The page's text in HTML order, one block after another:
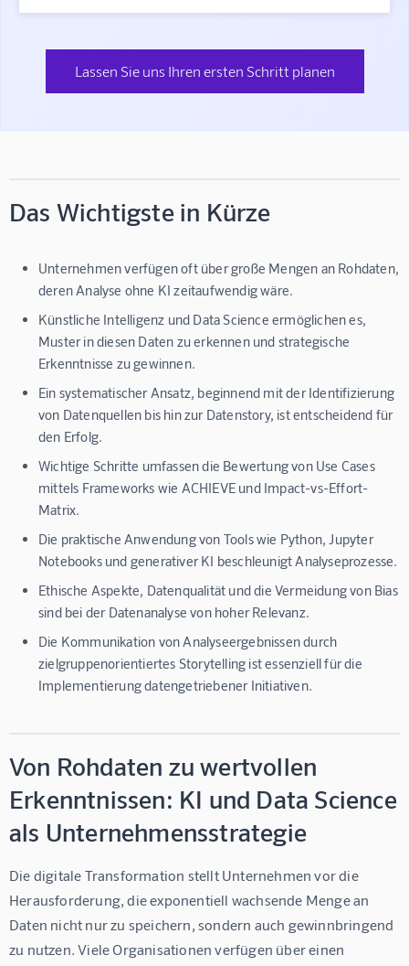
Lassen Sie uns Ihren ersten Schritt planen
Das Wichtigste in Kürze
Unternehmen verfügen oft über große Mengen an Rohdaten,
deren Analyse ohne KI zeitaufwendig wäre.
Künstliche Intelligenz und Data Science ermöglichen es,
Muster in diesen Daten zu erkennen und strategische
Erkenntnisse zu gewinnen.
Ein systematischer Ansatz, beginnend mit der Identifizierung
von Datenquellen bis hin zur Datenstory, ist entscheidend für
den Erfolg.
Wichtige Schritte umfassen die Bewertung von Use Cases
mittels Frameworks wie ACHIEVE und Impact-vs-Effort-
Matrix.
Die praktische Anwendung von Tools wie Python, Jupyter
Notebooks und generativer KI beschleunigt Analyseprozesse.
Ethische Aspekte, Datenqualität und die Vermeidung von Bias
sind bei der Datenanalyse von hoher Relevanz.
Die Kommunikation von Analyseergebnissen durch
zielgruppenorientiertes Storytelling ist essenziell für die
Implementierung datengetriebener Initiativen.
Von Rohdaten zu wertvollen
Erkenntnissen: KI und Data Science
als Unternehmensstrategie
Die digitale Transformation stellt Unternehmen vor die
Herausforderung, die exponentiell wachsende Menge an
Daten nicht nur zu speichern, sondern auch gewinnbringend
zu nutzen. Viele Organisationen verfügen über einen